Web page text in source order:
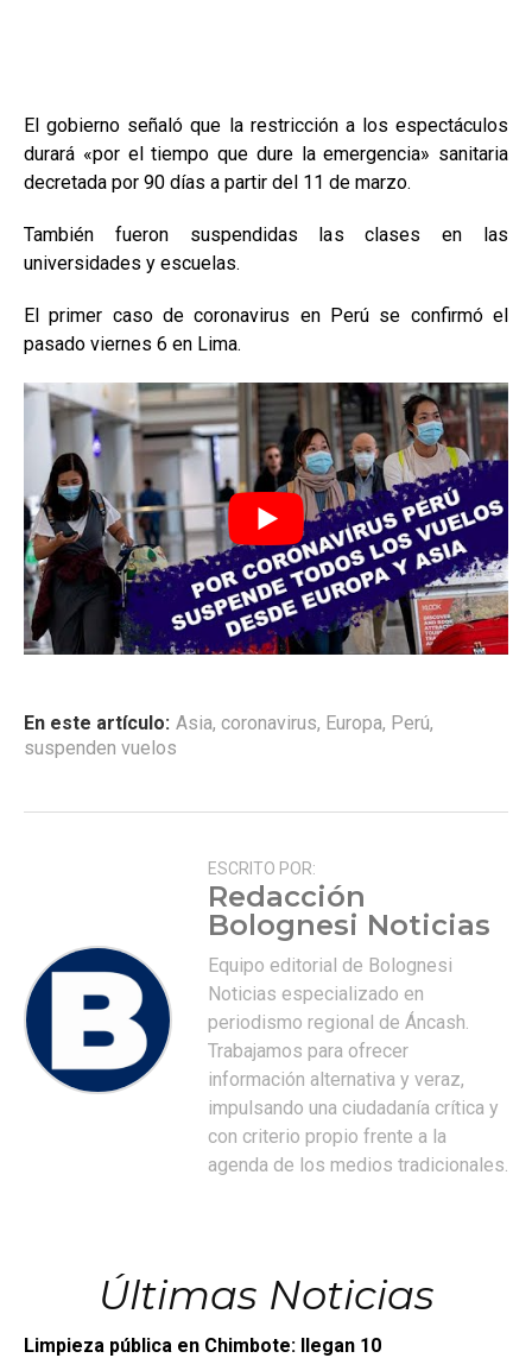
El gobierno señaló que la restricción a los espectáculos
durará «por el tiempo que dure la emergencia» sanitaria
decretada por 90 días a partir del 11 de marzo.
También fueron suspendidas las clases en las
universidades y escuelas.
El primer caso de coronavirus en Perú se confirmó el
pasado viernes 6 en Lima.
En este artículo: Asia, coronavirus, Europa, Perú,
suspenden vuelos
ESCRITO POR:
Redacción
Bolognesi Noticias
Equipo editorial de Bolognesi
Noticias especializado en
periodismo regional de Áncash.
Trabajamos para ofrecer
información alternativa y veraz,
impulsando una ciudadanía crítica y
con criterio propio frente a la
agenda de los medios tradicionales.
Últimas Noticias
Limpieza pública en Chimbote: llegan 10